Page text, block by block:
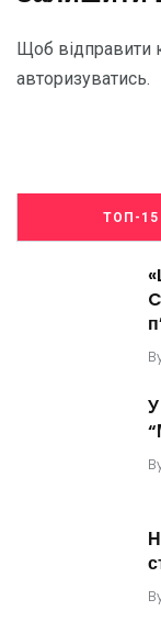
Щоб відправити
авторизуватись.
ТОП-15